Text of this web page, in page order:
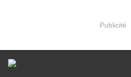
Publicité